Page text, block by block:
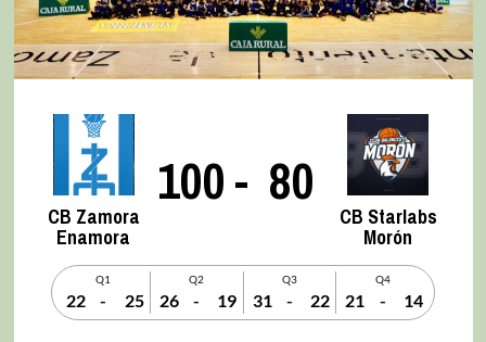
CB Zamora
Enamora
100- 80
CB Starlabs
Morón
Q1
22 - 25
Q2
26 - 19
Q3
31 - 22
Q4
21 - 14